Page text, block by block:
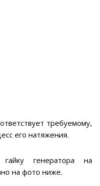
требуемому,
его натяжения.
генератора на
на фото ниже.